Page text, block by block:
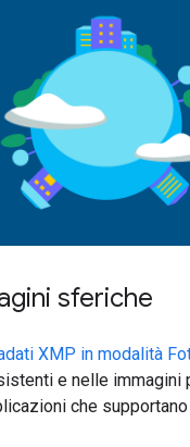
sferiche
XMP in modalità
e nelle immagini
che